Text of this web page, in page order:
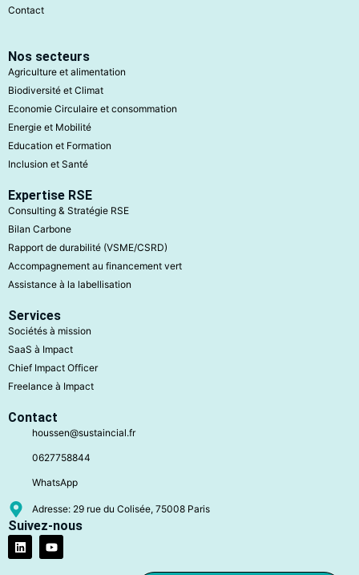
Contact
Nos secteurs
Agriculture et alimentation
Biodiversité et Climat
Economie Circulaire et consommation
Energie et Mobilité
Education et Formation
Inclusion et Santé
Expertise RSE
Consulting & Stratégie RSE
Bilan Carbone
Rapport de durabilité (VSME/CSRD)
Accompagnement au financement vert
Assistance à la labellisation
Services
Sociétés à mission
SaaS à Impact
Chief Impact Officer
Freelance à Impact
Contact
houssen@sustaincial.fr
0627758844
WhatsApp
Adresse: 29 rue du Colisée, 75008 Paris
Suivez-nous